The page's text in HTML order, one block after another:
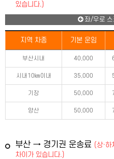
있습니다.)
좌/우로 스
지역 차종 기본 운임
부산시내 40,000
시내10㎞이내 35,000
기장 50,000
양산 50,000
부산 → 경기권 운송료 (상·하
차이가 있습니다.)